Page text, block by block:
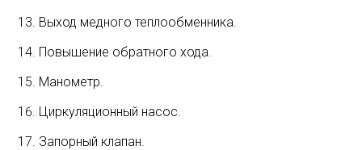
Выход медного теплообменника.
Повышение обратного хода.
Манометр.
Циркуляционный насос.
Запорный клапан.